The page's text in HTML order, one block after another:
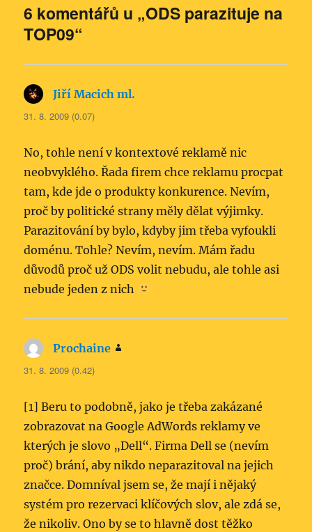
6 komentářů u „ODS parazituje na
TOP09“
Jiří Macich ml.
31. 8. 2009 (0.07)
No, tohle není v kontextové reklamě nic
neobvyklého. Řada firem chce reklamu procpat
tam, kde jde o produkty konkurence. Nevím,
proč by politické strany měly dělat výjimky.
Parazitování by bylo, kdyby jim třeba vyfoukli
doménu. Tohle? Nevím, nevím. Mám řadu
důvodů proč už ODS volit nebudu, ale tohle asi
nebude jeden z nich
Prochaine
31. 8. 2009 (0.42)
[1] Beru to podobně, jako je třeba zakázané
zobrazovat na Google AdWords reklamy ve
kterých je slovo „Dell“. Firma Dell se (nevím
proč) brání, aby nikdo neparazitoval na jejich
značce. Domníval jsem se, že mají i nějaký
systém pro rezervaci klíčových slov, ale zdá se,
že nikoliv. Ono by se to hlavně dost těžko